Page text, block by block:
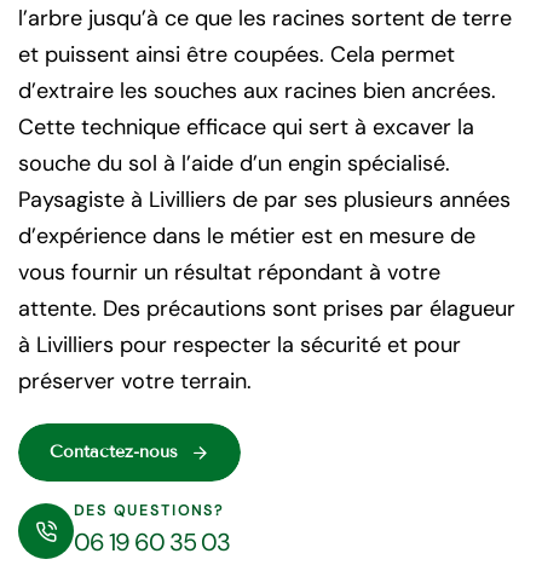
l’arbre jusqu’à ce que les racines sortent de terre
et puissent ainsi être coupées. Cela permet
d’extraire les souches aux racines bien ancrées.
Cette technique efficace qui sert à excaver la
souche du sol à l’aide d’un engin spécialisé.
Paysagiste à Livilliers de par ses plusieurs années
d’expérience dans le métier est en mesure de
vous fournir un résultat répondant à votre
attente. Des précautions sont prises par élagueur
à Livilliers pour respecter la sécurité et pour
préserver votre terrain.
Contactez-nous
DES QUESTIONS?
06 19 60 35 03